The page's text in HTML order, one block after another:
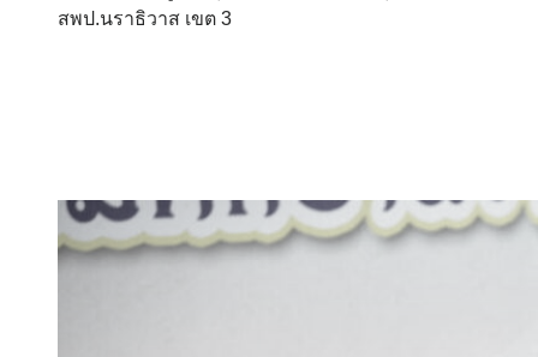
สพป.นราธิวาส เขต 3